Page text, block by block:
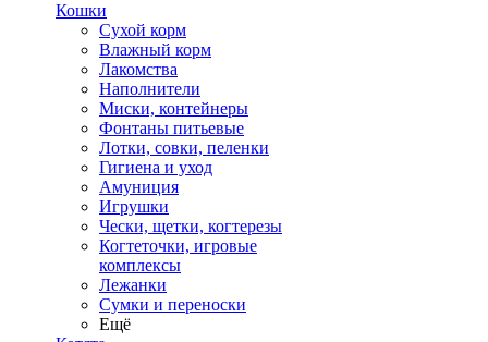
Кошки
Сухой корм
Влажный корм
Лакомства
Наполнители
Миски, контейнеры
Фонтаны питьевые
Лотки, совки, пеленки
Гигиена и уход
Амуниция
Игрушки
Чески, щетки, когтерезы
Когтеточки, игровые
комплексы
Лежанки
Сумки и переноски
Ещё